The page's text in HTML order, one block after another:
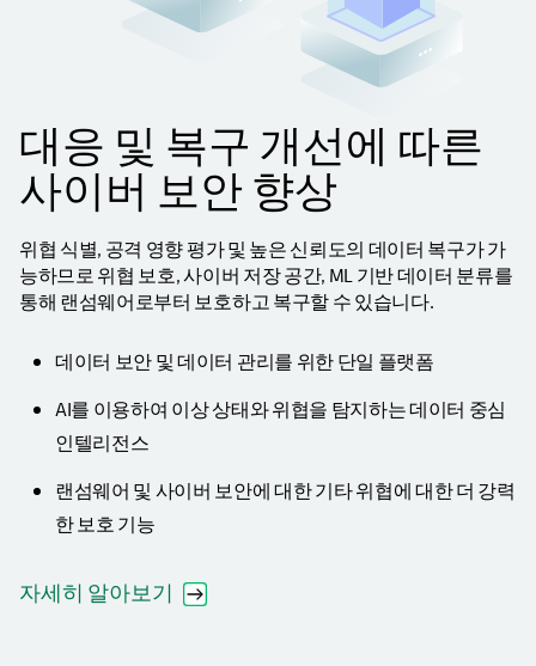
대응 및 복구 개선에 따른
사이버 보안 향상
위협 식별, 공격 영향 평가 및 높은 신뢰도의 데이터 복구가 가
능하므로 위협 보호, 사이버 저장 공간, ML 기반 데이터 분류를
통해 랜섬웨어로부터 보호하고 복구할 수 있습니다.
데이터 보안 및 데이터 관리를 위한 단일 플랫폼
AI를 이용하여 이상 상태와 위협을 탐지하는 데이터 중심
인텔리전스
랜섬웨어 및 사이버 보안에 대한 기타 위협에 대한 더 강력
한 보호 기능
자세히 알아보기